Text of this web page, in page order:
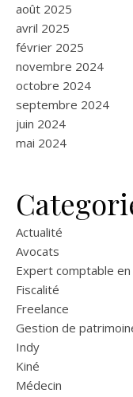
août 2025
avril 2025
février 2025
novembre 2024
octobre 2024
septembre 2024
juin 2024
mai 2024
Actualité
Avocats
Expert comptable en
Fiscalité
Freelance
Gestion de
Indy
Kiné
Médecin